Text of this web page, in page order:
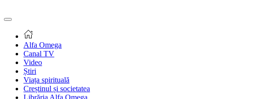
Alfa Omega
Canal TV
Video
Știri
Viața spirituală
Creștinul și societatea
Librăria Alfa Omega